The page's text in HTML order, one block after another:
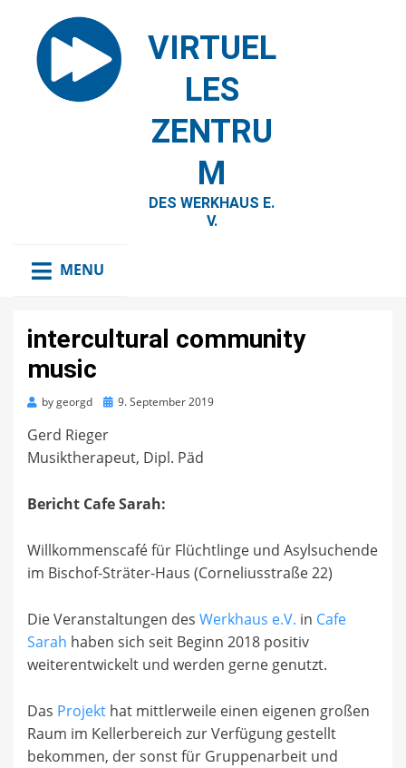
VIRTUEL
LES
ZENTRU
M
DES WERKHAUS E.
V.
MENU
intercultural community
music
bygeorgd
Posted
9. September 2019
Gerd Rieger
Musiktherapeut, Dipl. Päd
Bericht Cafe Sarah:
Willkommenscafé für Flüchtlinge und Asylsuchende
im Bischof-Sträter-Haus (Corneliusstraße 22)
Die Veranstaltungen des Werkhaus e.V. in Cafe
Sarah haben sich seit Beginn 2018 positiv
weiterentwickelt und werden gerne genutzt.
Das Projekt hat mittlerweile einen eigenen großen
Raum im Kellerbereich zur Verfügung gestellt
bekommen, der sonst für Gruppenarbeit und